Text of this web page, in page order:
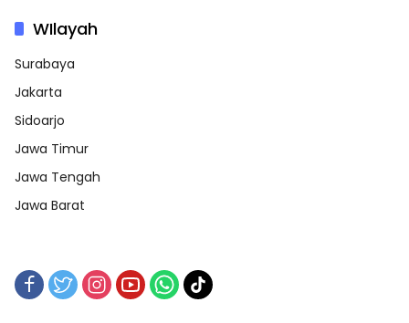
WIlayah
Surabaya
Jakarta
Sidoarjo
Jawa Timur
Jawa Tengah
Jawa Barat